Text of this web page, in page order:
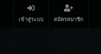
เข้าสู่ระบบ สมัครสมาชิก